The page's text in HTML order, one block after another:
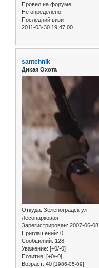
Провел на форуме:
Не определено
Последний визит:
2011-03-30 19:47:00
santehnik
Дикая Охота
Откуда: Зеленоградск ул.
Лесопарковая
Зарегистрирован: 2007-06-08
Приглашений: 0
Сообщений: 128
Уважение: [+0/-0]
Позитив: [+0/-0]
Возраст: 40 [1986-05-09]